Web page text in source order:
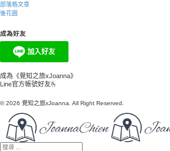
部落格文章
後花園
成為好友
成為《覺知之旅xJoanna》
Line官方帳號好友🫰
© 2026 覺知之旅xJoanna. All Right Reserved.